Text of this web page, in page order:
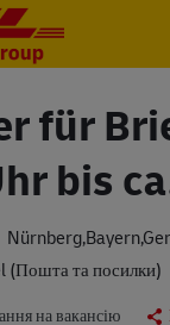
für
bis
(Пошта та посилки)
на вакансію